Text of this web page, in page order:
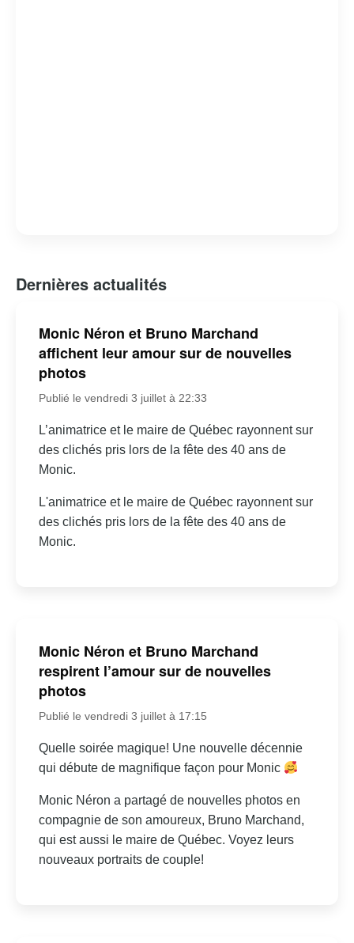
Dernières actualités
Monic Néron et Bruno Marchand
affichent leur amour sur de nouvelles
photos
Publié le vendredi 3 juillet à 22:33
L’animatrice et le maire de Québec rayonnent sur
des clichés pris lors de la fête des 40 ans de
Monic.
L'animatrice et le maire de Québec rayonnent sur
des clichés pris lors de la fête des 40 ans de
Monic.
Monic Néron et Bruno Marchand
respirent l’amour sur de nouvelles
photos
Publié le vendredi 3 juillet à 17:15
Quelle soirée magique! Une nouvelle décennie
qui débute de magnifique façon pour Monic
Monic Néron a partagé de nouvelles photos en
compagnie de son amoureux, Bruno Marchand,
qui est aussi le maire de Québec. Voyez leurs
nouveaux portraits de couple!